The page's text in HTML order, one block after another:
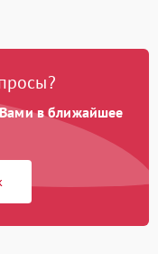
Подробнее →
Подробнее →
Подробнее →
Вами в ближайшее